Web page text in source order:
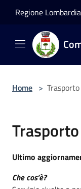
Regione Lombardia
Home >
Ultimo
Che cos’è?